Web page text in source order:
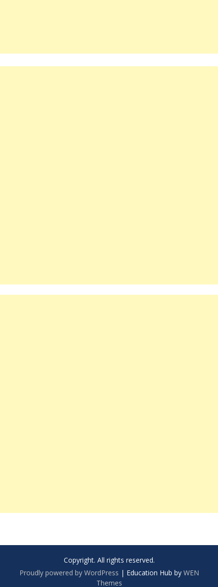
Copyright. All rights reserved.
Proudly powered by WordPress | Education Hub by WEN
Themes